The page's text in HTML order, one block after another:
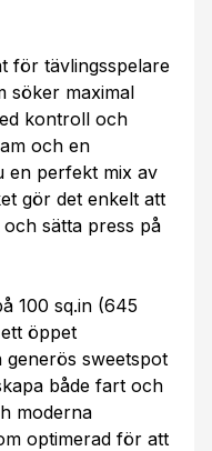
för tävlingsspelare
söker maximal
kontroll och
och en
en perfekt mix av
gör det enkelt att
sätta press på
100 sq.in (645
öppet
sweetspot
både fart och
moderna
optimerad för att